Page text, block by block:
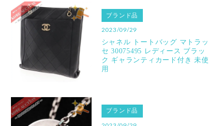
ブランド品
2023/09/29
シャネル トートバッグ マトラッ
セ 30075495 レディース ブラッ
ク ギャランティカード付き 未使
用
ブランド品